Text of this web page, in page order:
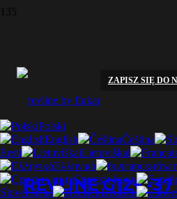
ZAPISZ SIĘ DO
Polski
English
Čeština
Eesti
Lietuviškai
Ελληνικά
Српски језик
Slovenščina
Deutsch
WSZYSTKIE
REVLINE G12+ -37